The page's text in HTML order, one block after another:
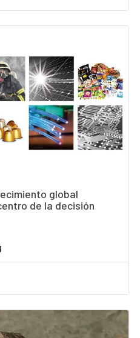
global
de la decisión